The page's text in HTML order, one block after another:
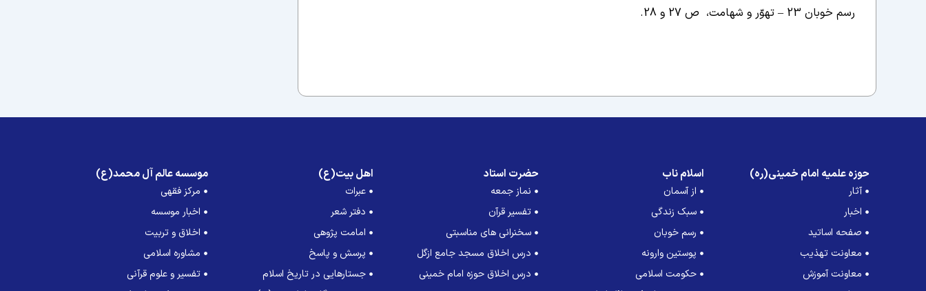
رسم خوبان 23 – تهوّر و شهامت، ص 27 و 28.
حوزه علمیه امام خمینی(ره)
آثار
اخبار
صفحه اساتید
معاونت تهذیب
معاونت آموزش
اسلام ناب
از آسمان
سبک زندگی
رسم خوبان
پوستین وارونه
حکومت اسلامی
حضرت استاد
نماز جمعه
تفسیر قرآن
سخنرانی های مناسبتی
درس اخلاق مسجد جامع ازگل
درس اخلاق حوزه امام خمینی
اهل بیت(ع)
عبرات
دفتر شعر
امامت پژوهی
پرسش و پاسخ
جستارهایی در تاریخ اسلام
موسسه عالم آل محمد(ع)
مرکز فقهی
اخبار موسسه
اخلاق و تربیت
مشاوره اسلامی
تفسیر و علوم قرآنی